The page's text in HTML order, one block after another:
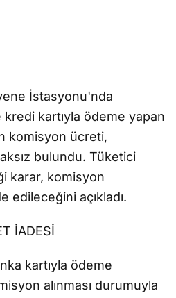
İstasyonu'nda
kartıyla ödeme yapan
komisyon ücreti,
bulundu. Tüketici
karar, komisyon
edileceğini açıkladı.
İADESİ
kartıyla ödeme
alınması durumuyla